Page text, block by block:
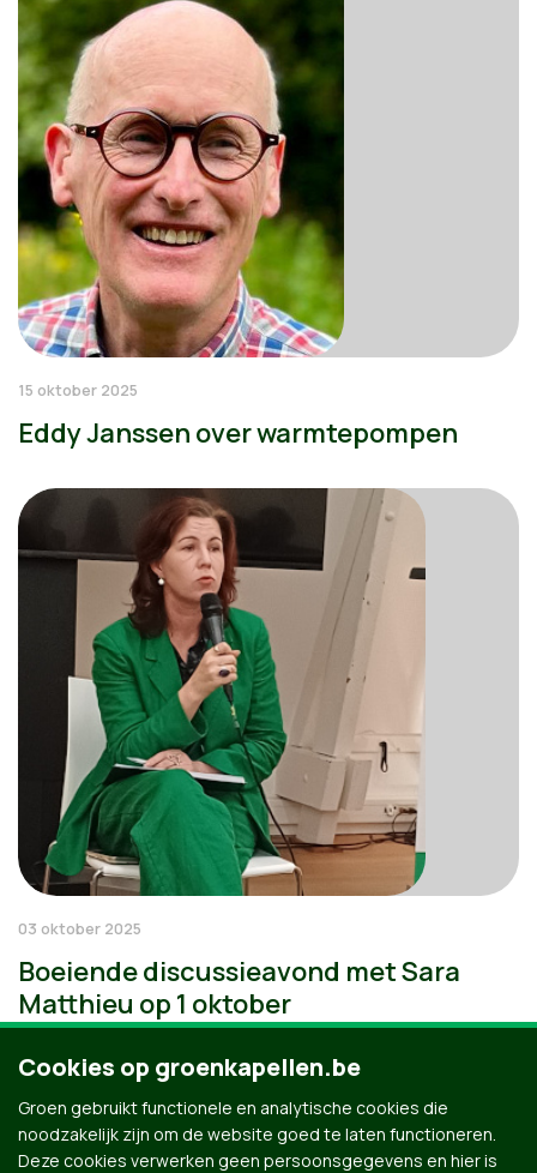
15 oktober 2025
Eddy Janssen over warmtepompen
03 oktober 2025
Boeiende discussieavond met Sara
Matthieu op 1 oktober
Cookies op groenkapellen.be
Groen gebruikt functionele en analytische cookies die
noodzakelijk zijn om de website goed te laten functioneren.
Deze cookies verwerken geen persoonsgegevens en hier is